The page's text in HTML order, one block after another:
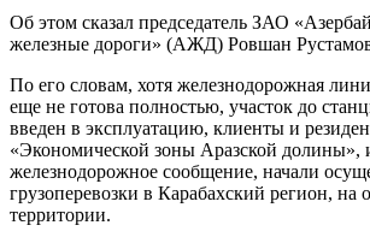
Об этом сказал председатель ЗАО
железные дороги» (АЖД) Ровшан
По его словам, хотя железнодорожная
еще не готова полностью, участок до
введен в эксплуатацию, клиенты и
«Экономической зоны Аразской долины»,
железнодорожное сообщение, начали
грузоперевозки в Карабахский регион, на
территории.